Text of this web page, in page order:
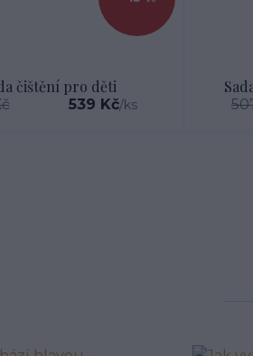
čištění pro děti
539 Kč/ks